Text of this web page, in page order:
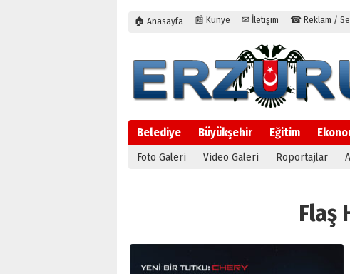
🏠 Anasayfa 📰 Künye ✉ İletişim ☎ Reklam /
Belediye Büyükşehir Eğitim
Foto Galeri Video Galeri Röportajlar
Flaş